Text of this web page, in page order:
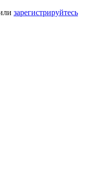
зарегистрируйтесь